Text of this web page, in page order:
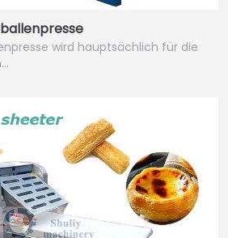
wird hauptsächlich für die